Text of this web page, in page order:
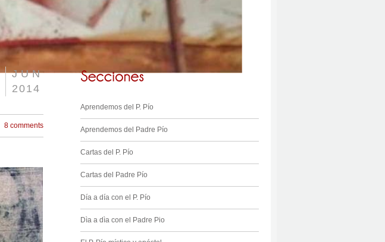
JUN
2014
8 comments
Aprendemos del P. Pío
Aprendemos del Padre Pío
Cartas del P. Pío
Cartas del Padre Pío
Día a día con el P. Pío
Dìa a dìa con el Padre Pio